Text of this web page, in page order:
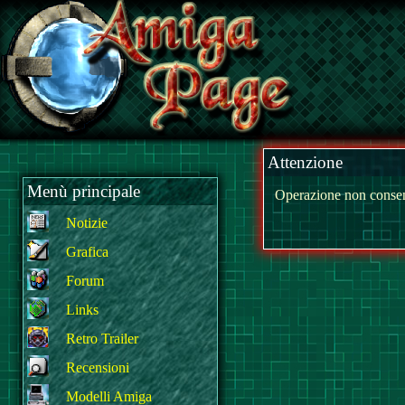
Menù principale
Notizie
Grafica
Forum
Links
Retro Trailer
Recensioni
Modelli Amiga
Attenzione
Operazione non